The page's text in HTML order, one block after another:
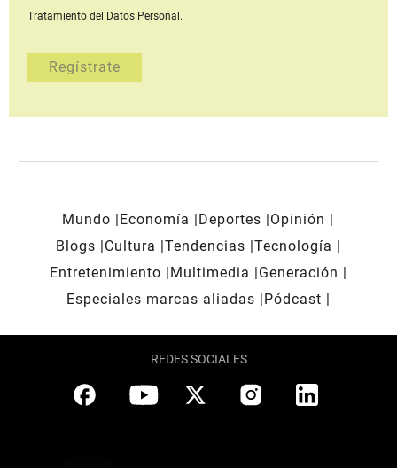
Tratamiento del Datos Personal.
Mundo Economía Deportes
Opinión
Blogs
Cultura Tendencias Tecnología
Entretenimiento
Multimedia
Generación
Especiales marcas aliadas
Pódcast
REDES SOCIALES